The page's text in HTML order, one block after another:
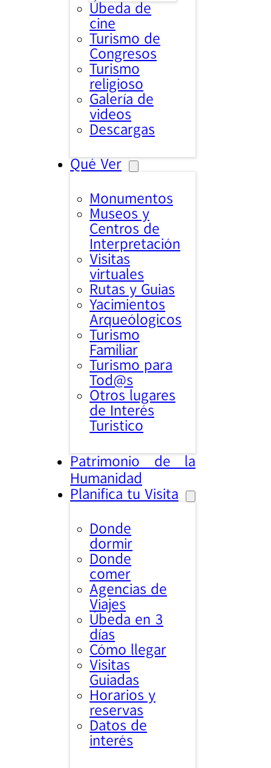
Úbeda de
cine
Turismo de
Congresos
Turismo
religioso
Galería de
videos
Descargas
Qué Ver
Monumentos
Museos y
Centros de
Interpretación
Visitas
virtuales
Rutas y Guias
Yacimientos
Arqueólogicos
Turismo
Familiar
Turismo para
Tod@s
Otros lugares
de Interés
Turistico
Patrimonio de la
Humanidad
Planifica tu Visita
Donde
dormir
Donde
comer
Agencias de
Viajes
Úbeda en 3
días
Cómo llegar
Visitas
Guiadas
Horarios y
reservas
Datos de
interés